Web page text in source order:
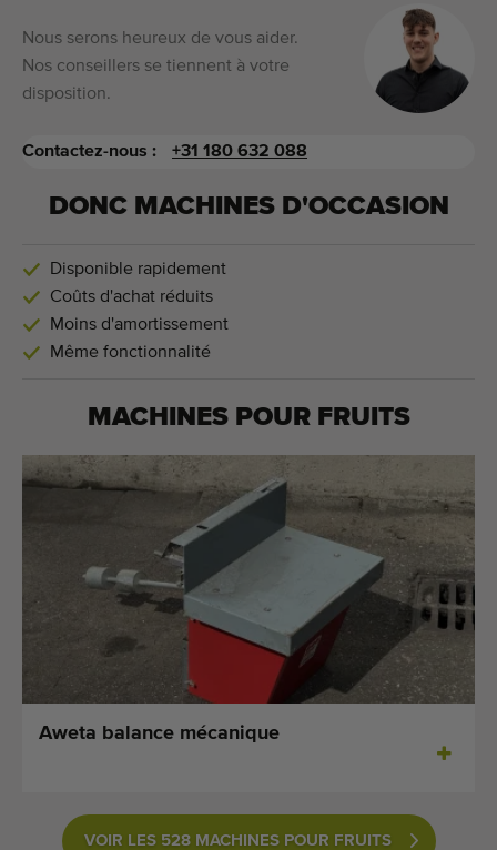
Nous serons heureux de vous aider.
Nos conseillers se tiennent à votre
disposition.
Contactez-nous : +31 180 632 088
DONC MACHINES D'OCCASION
Disponible rapidement
Coûts d'achat réduits
Moins d'amortissement
Même fonctionnalité
MACHINES POUR FRUITS
Aweta balance mécanique
VOIR LES 528 MACHINES POUR FRUITS